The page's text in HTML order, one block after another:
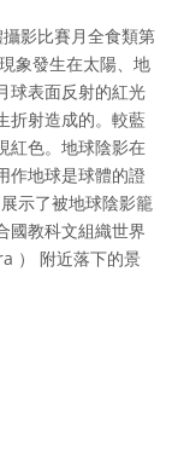
影比賽月全食類第
象發生在太陽、地
球表面反射的紅光
折射造成的。較藍
紅色。地球陰影在
作地球是球體的證
示了被地球陰影籠
國教科文組織世界
） 附近落下的景
名標示 4.0 國際 (CC